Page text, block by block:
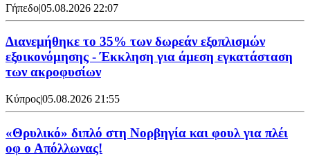
Γήπεδο|05.08.2026 22:07
Διανεμήθηκε το 35% των δωρεάν εξοπλισμών
εξοικονόμησης - Έκκληση για άμεση εγκατάσταση
των ακροφυσίων
Κύπρος|05.08.2026 21:55
«Θρυλικό» διπλό στη Νορβηγία και φουλ για πλέι
οφ ο Απόλλωνας!